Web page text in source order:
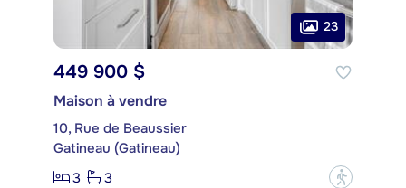
23
449 900 $
Maison à vendre
10, Rue de Beaussier
Gatineau (Gatineau)
3
3 ?